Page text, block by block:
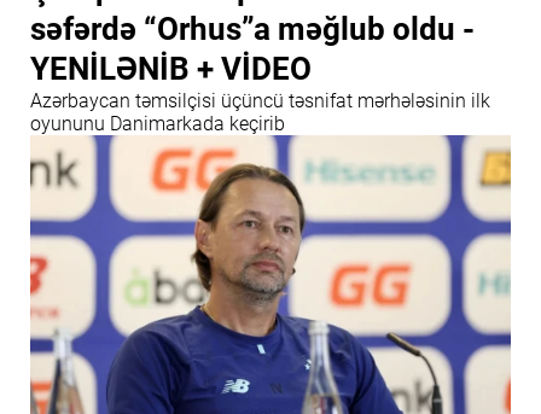
səfərdə “Orhus”a məğlub oldu -
YENİLƏNİB + VİDEO
Azərbaycan təmsilçisi üçüncü təsnifat mərhələsinin ilk
oyununu Danimarkada keçirib